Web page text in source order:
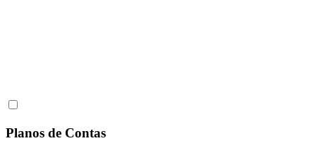
Planos de Contas